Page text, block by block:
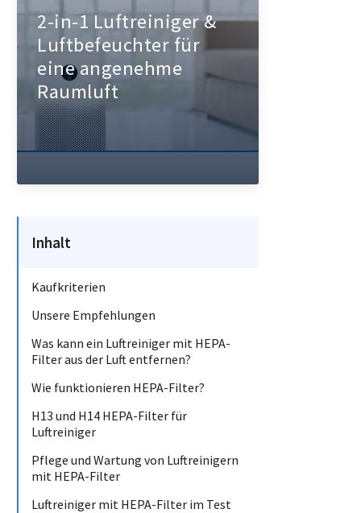
Inhalt
Kaufkriterien
Unsere Empfehlungen
Was kann ein Luftreiniger mit HEPA-
Filter aus der Luft entfernen?
Wie funktionieren HEPA-Filter?
H13 und H14 HEPA-Filter für
Luftreiniger
Pflege und Wartung von Luftreinigern
mit HEPA-Filter
Luftreiniger mit HEPA-Filter im Test
2-in-1 Luftreiniger &
Luftbefeuchter für
eine angenehme
Raumluft